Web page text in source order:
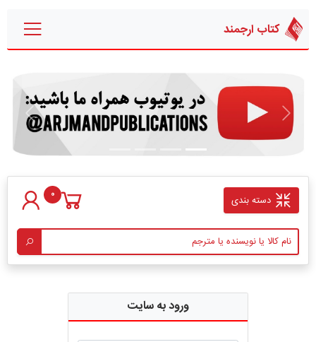
کتاب ارجمند
قبلی بعدی
دسته بندی 0
ورود به سایت